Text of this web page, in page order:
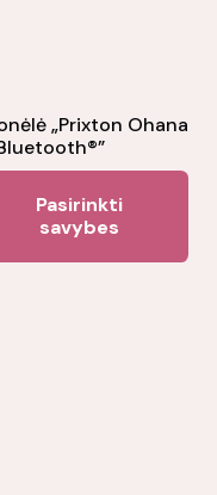
„Prixton Ohana
Pasirinkti
savybes
has